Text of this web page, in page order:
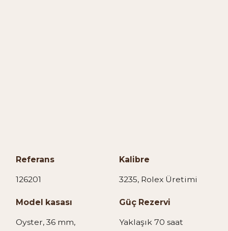
Referans
126201
Model kasası
Oyster, 36 mm,
Kalibre
3235, Rolex Üretimi
Güç Rezervi
Yaklaşık 70 saat